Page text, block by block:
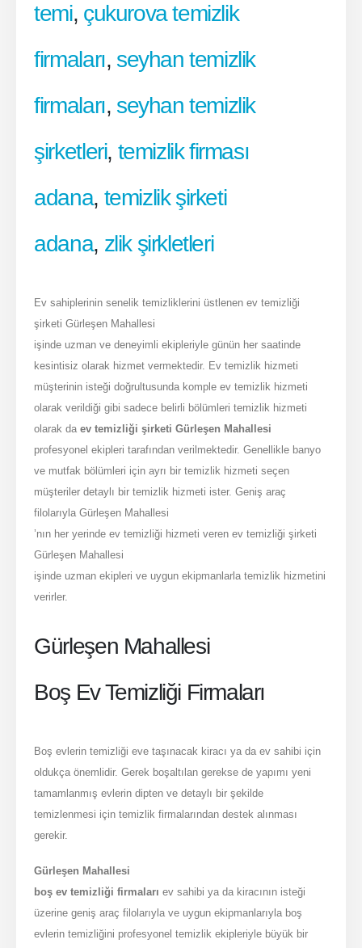
temi, çukurova temizlik
firmaları, seyhan temizlik
firmaları, seyhan temizlik
şirketleri, temizlik firması
adana, temizlik şirketi
adana, zlik şirkletleri
Ev sahiplerinin senelik temizliklerini üstlenen ev temizliği
şirketi Gürleşen Mahallesi
işinde uzman ve deneyimli ekipleriyle günün her saatinde
kesintisiz olarak hizmet vermektedir. Ev temizlik hizmeti
müşterinin isteği doğrultusunda komple ev temizlik hizmeti
olarak verildiği gibi sadece belirli bölümleri temizlik hizmeti
olarak daev temizliği şirketi Gürleşen Mahallesi
profesyonel ekipleri tarafından verilmektedir. Genellikle banyo
ve mutfak bölümleri için ayrı bir temizlik hizmeti seçen
müşteriler detaylı bir temizlik hizmeti ister. Geniş araç
filolarıyla Gürleşen Mahallesi
’nın her yerinde ev temizliği hizmeti veren ev temizliği şirketi
Gürleşen Mahallesi
işinde uzman ekipleri ve uygun ekipmanlarla temizlik hizmetini
verirler.
Gürleşen Mahallesi
Boş Ev Temizliği Firmaları
Boş evlerin temizliği eve taşınacak kiracı ya da ev sahibi için
oldukça önemlidir. Gerek boşaltılan gerekse de yapımı yeni
tamamlanmış evlerin dipten ve detaylı bir şekilde
temizlenmesi için temizlik firmalarından destek alınması
gerekir.
Gürleşen Mahallesi
boş ev temizliği firmalarıev sahibi ya da kiracının isteği
üzerine geniş araç filolarıyla ve uygun ekipmanlarıyla boş
evlerin temizliğini profesyonel temizlik ekipleriyle büyük bir
Adresimiz
İletişim Bilgilerimiz
0 555 046 76 80
HAKKIMIZDA
Hizmetlerimiz
İnşaat Sonrası
TÜMÜNÜ GÖR
Hakkımızda
Sosyal Medya
Bozyel Temizlik Hizmetleri. © 2022. Tüm Hakları Saklıdır!